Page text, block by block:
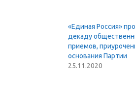
«Единая Россия»
декаду
приемов,
основания Партии
25.11.2020